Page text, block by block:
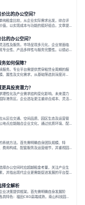
比的办公空间？
纯租金比较，从企业实际需求出发，综合评
值，以实现成本与功能的挺好组合。文章提
价比，并通过不同规模企业的实际案例加
动与产业集聚等增值服务，是很大化空间
的办公空间？
活性及服务。市场呈现多元化，企业常面临
专业性、产品多样性与服务完整性。以德必
产品和丰富配套，满足不同企业需求。企
争力的办公空间。在上海寻找合适的办公
如何保障？
服务。专业平台需提供贯穿租赁全周期的服
、属性及文化需求，从基础筛选到深度对
周期保障体系。德必集团通过标准化服务
支持，体现了从信息撮合到深度服务的能
具投资潜力？
理性化及产业需求结构变化影响。未来潜力
际港务区。企业选址更注重综合成本、灵活
方通过空间优化与社群服务，助力企业成
字楼市场呈现出租金持续调整的态势，这
从区位交通、空间品质、园区生态及运营管
地点应能融合企业文化，通过优质环境、配
于许多正在成长或寻求稳定发展的企业而
关系到团队的日常工作效率与协作氛围，
系统方法。首先需明确自身团队规模、特
费用构成、配套服务及运营细节，并重视园
与持续服务能力。完成线上初选后，必须
并确认合同条款，从而做出精确决策。在
择办公空间时应超越租金考量，关注产业生
，并指出现代企业更需能促进发展的平台型
生态助力企业成长，建议企业系统评估需
江区设立或扩展办公空间的企业而言，了
择全解析
业决策提供框架。首先需明确自身发展阶
特色：福田CBD高端成熟，南山科技园创
重生态与社群，适合文创、科技类企业。